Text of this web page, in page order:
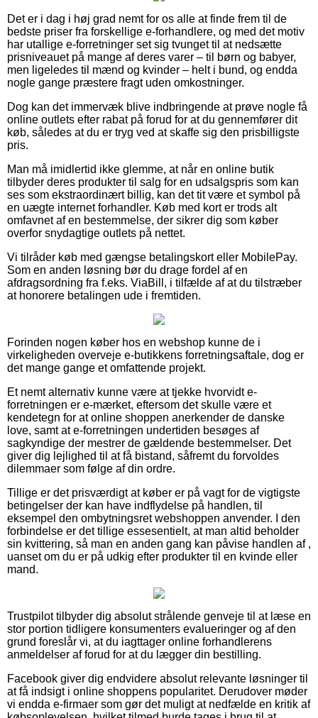
Det er i dag i høj grad nemt for os alle at finde frem til de
bedste priser fra forskellige e-forhandlere, og med det motiv
har utallige e-forretninger set sig tvunget til at nedsætte
prisniveauet på mange af deres varer – til børn og babyer,
men ligeledes til mænd og kvinder – helt i bund, og endda
nogle gange præstere fragt uden omkostninger.
Dog kan det immervæk blive indbringende at prøve nogle få
online outlets efter rabat på forud for at du gennemfører dit
køb, således at du er tryg ved at skaffe sig den prisbilligste
pris.
Man må imidlertid ikke glemme, at når en online butik
tilbyder deres produkter til salg for en udsalgspris som kan
ses som ekstraordinært billig, kan det tit være et symbol på
en uægte internet forhandler. Køb med kort er trods alt
omfavnet af en bestemmelse, der sikrer dig som køber
overfor snydagtige outlets på nettet.
Vi tilråder køb med gængse betalingskort eller MobilePay.
Som en anden løsning bør du drage fordel af en
afdragsordning fra f.eks. ViaBill, i tilfælde af at du tilstræber
at honorere betalingen ude i fremtiden.
Forinden nogen køber hos en webshop kunne de i
virkeligheden overveje e-butikkens forretningsaftale, dog er
det mange gange et omfattende projekt.
Et nemt alternativ kunne være at tjekke hvorvidt e-
forretningen er e-mærket, eftersom det skulle være et
kendetegn for at online shoppen anerkender de danske
love, samt at e-forretningen undertiden besøges af
sagkyndige der mestrer de gældende bestemmelser. Det
giver dig lejlighed til at få bistand, såfremt du forvoldes
dilemmaer som følge af din ordre.
Tillige er det prisværdigt at køber er på vagt for de vigtigste
betingelser der kan have indflydelse på handlen, til
eksempel den ombytningsret webshoppen anvender. I den
forbindelse er det tillige essesentielt, at man altid beholder
sin kvittering, så man en anden gang kan påvise handlen af ,
uanset om du er på udkig efter produkter til en kvinde eller
mand.
Trustpilot tilbyder dig absolut strålende genveje til at læse en
stor portion tidligere konsumenters evalueringer og af den
grund foreslår vi, at du iagttager online forhandlerens
anmeldelser af forud for at du lægger din bestilling.
Facebook giver dig endvidere absolut relevante løsninger til
at få indsigt i online shoppens popularitet. Derudover møder
vi endda e-firmaer som gør det muligt at nedfælde en kritik af